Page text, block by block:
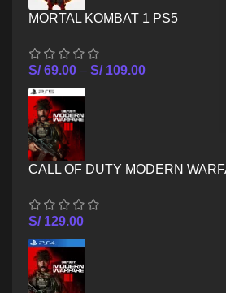
MORTAL KOMBAT 1 PS5
S/69.00 – S/109.00
CALL OF DUTY MODERN
S/129.00